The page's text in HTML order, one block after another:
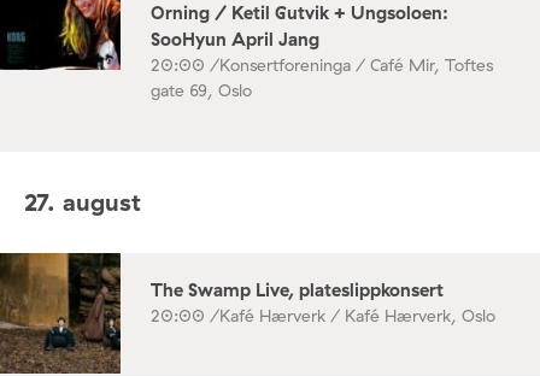
Orning / Ketil Gutvik + Ungsoloen:
SooHyun April Jang
20:00 /Konsertforeninga / Café Mir, Toftes
gate 69, Oslo
27. august
The Swamp Live, plateslippkonsert
20:00 /Kafé Hærverk / Kafé Hærverk, Oslo